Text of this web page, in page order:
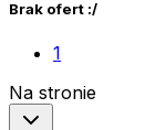
Brak ofert :/
1
Na stronie